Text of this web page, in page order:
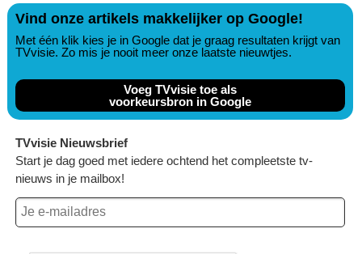
Vind onze artikels makkelijker op Google!
Met één klik kies je in Google dat je graag resultaten krijgt van
TVvisie. Zo mis je nooit meer onze laatste nieuwtjes.
Voeg TVvisie toe als
voorkeursbron in Google
TVvisie Nieuwsbrief
Start je dag goed met iedere ochtend het compleetste tv-
nieuws in je mailbox!